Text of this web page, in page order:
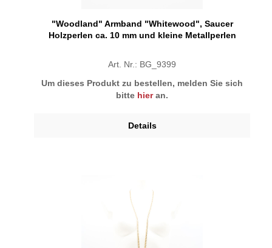
"Woodland" Armband "Whitewood", Saucer
Holzperlen ca. 10 mm und kleine Metallperlen
Art. Nr.: BG_9399
Um dieses Produkt zu bestellen, melden Sie sich
bitte hieran.
Details